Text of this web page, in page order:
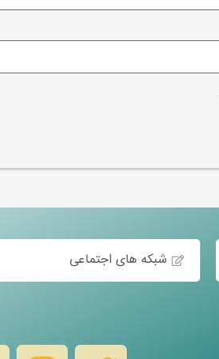
شبکه های اجتماعی